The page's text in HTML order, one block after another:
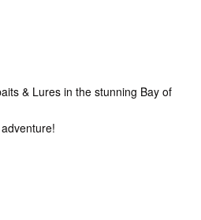
& Lures in the stunning Bay of